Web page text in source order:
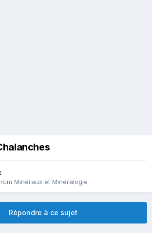
Minéraux et Minéralogie
Répondre à ce sujet